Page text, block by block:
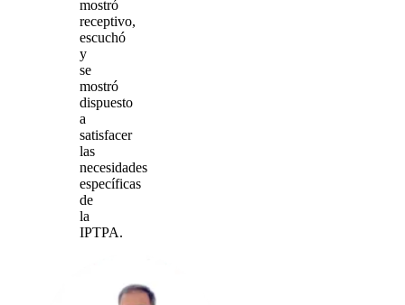
mostró
receptivo,
escuchó
y
se
mostró
dispuesto
a
satisfacer
las
necesidades
específicas
de
la
IPTPA.